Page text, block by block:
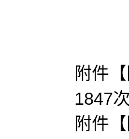
附件【
1847
附件【